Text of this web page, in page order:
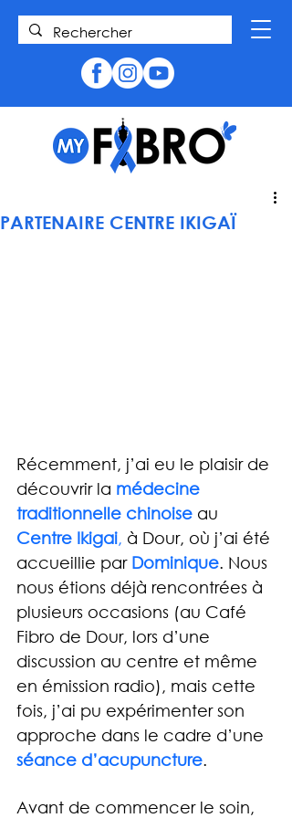
PARTENAIRE CENTRE IKIGAÏ
Récemment, j’ai eu le plaisir de
découvrir la médecine
traditionnelle chinoise au
Centre Ikigai, à Dour, où j’ai été
accueillie par Dominique. Nous
nous étions déjà rencontrées à
plusieurs occasions (au Café
Fibro de Dour, lors d’une
discussion au centre et même
en émission radio), mais cette
fois, j’ai pu expérimenter son
approche dans le cadre d’une
séance d’acupuncture.
Avant de commencer le soin,